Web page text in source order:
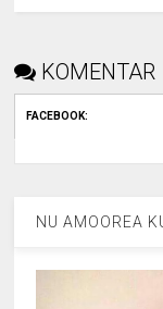
KOMENTAR
FACEBOOK:
NU AMOOREA